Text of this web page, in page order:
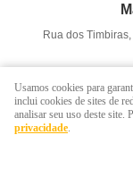
Rua dos
LOJA
Usamos cookies para
inclui cookies de sites de
analisar seu uso deste site.
privacidade.